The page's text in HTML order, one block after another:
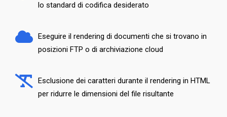
lo standard di codifica desiderato
Eseguire il rendering di documenti che si trovano in
posizioni FTP o di archiviazione cloud
Esclusione dei caratteri durante il rendering in HTML
per ridurre le dimensioni del file risultante